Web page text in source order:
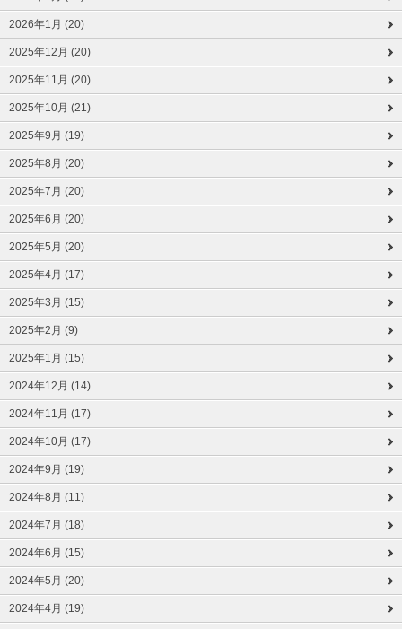
2026年1月 (20)
2025年12月 (20)
2025年11月 (20)
2025年10月 (21)
2025年9月 (19)
2025年8月 (20)
2025年7月 (20)
2025年6月 (20)
2025年5月 (20)
2025年4月 (17)
2025年3月 (15)
2025年2月 (9)
2025年1月 (15)
2024年12月 (14)
2024年11月 (17)
2024年10月 (17)
2024年9月 (19)
2024年8月 (11)
2024年7月 (18)
2024年6月 (15)
2024年5月 (20)
2024年4月 (19)